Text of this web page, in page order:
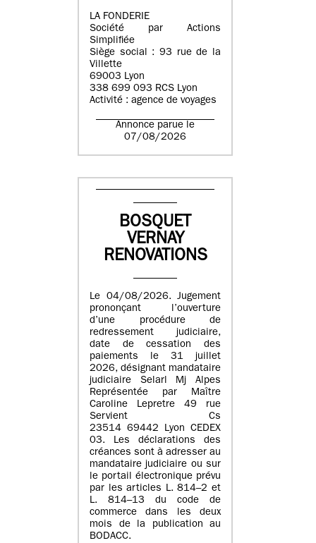
LA FONDERIE
Société par Actions
Simplifiée
Siège social : 93 rue de la
Villette
69003 Lyon
338 699 093 RCS Lyon
Activité : agence de voyages
Annonce parue le
07/08/2026
BOSQUET
VERNAY
RENOVATIONS
Le 04/08/2026. Jugement
prononçant l’ouverture
d’une procédure de
redressement judiciaire,
date de cessation des
paiements le 31 juillet
2026, désignant mandataire
judiciaire Selarl Mj Alpes
Représentée par Maître
Caroline Lepretre 49 rue
Servient Cs
23514 69442 Lyon CEDEX
03. Les déclarations des
créances sont à adresser au
mandataire judiciaire ou sur
le portail électronique prévu
par les articles L. 814–2 et
L. 814–13 du code de
commerce dans les deux
mois de la publication au
BODACC.